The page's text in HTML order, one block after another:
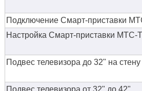
Подключение Смарт-приставки
Настройка Смарт-приставки МТС-
Подвес телевизора до 32" на стену
Подвес телевизора от 32" до 42"